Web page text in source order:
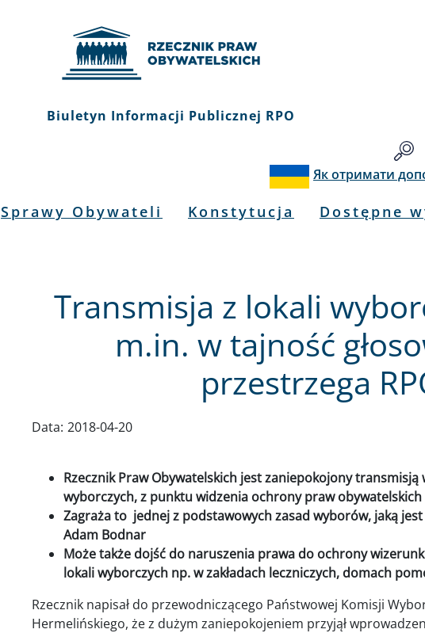
Biuletyn Informacji Publicznej RPO
Як отримати
Sprawy Obywateli Konstytucja Dostępne
Transmisja z lokali
m.in. w tajność
przestrzega
Data: 2018-04-20
Rzecznik Praw Obywatelskich jest zaniepokojony transmisją
wyborczych, z punktu widzenia ochrony praw obywatelskich
Zagraża to jednej z podstawowych zasad wyborów, jaką
Adam Bodnar
Może także dojść do naruszenia prawa do ochrony
lokali wyborczych np. w zakładach leczniczych, domach
Rzecznik napisał do przewodniczącego Państwowej Komisji
Hermelińskiego, że z dużym zaniepokojeniem przyjął